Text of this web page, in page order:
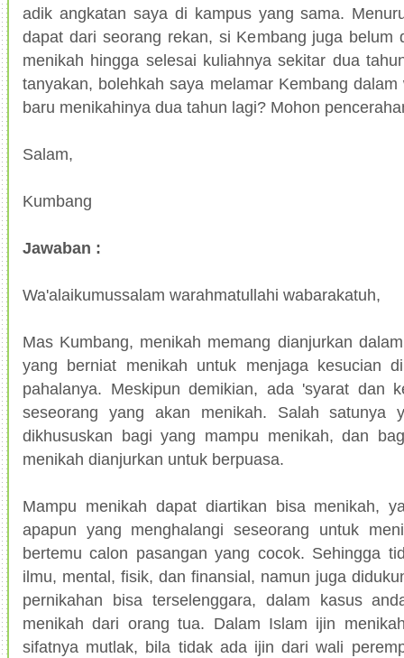
adik angkatan saya di kampus yang sama.
dapat dari seorang rekan, si Kembang juga belum
menikah hingga selesai kuliahnya sekitar dua
tanyakan, bolehkah saya melamar Kembang
baru menikahinya dua tahun lagi? Mohon
Salam,
Kumbang
Jawaban :
Wa'alaikumussalam warahmatullahi wabarakatuh,
Mas Kumbang, menikah memang dianjurkan
yang berniat menikah untuk menjaga kesucian
pahalanya. Meskipun demikian, ada 'syarat dan
seseorang yang akan menikah. Salah satunya
dikhususkan bagi yang mampu menikah, dan
menikah dianjurkan untuk berpuasa.
Mampu menikah dapat diartikan bisa menikah,
apapun yang menghalangi seseorang untuk
bertemu calon pasangan yang cocok. Sehingga
ilmu, mental, fisik, dan finansial, namun juga
pernikahan bisa terselenggara, dalam kasus
menikah dari orang tua. Dalam Islam ijin
sifatnya mutlak, bila tidak ada ijin dari wali